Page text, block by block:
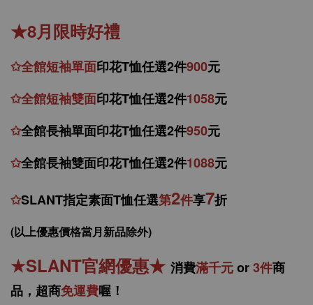
★8月限時好禮
✩全館短袖單面印花T恤任選2件900元
✩全館短袖雙面印花T恤任選2件1058元
✩全館長袖單面印花T恤任選2件950元
✩全館長袖雙面印花T恤任選2件1088元
✩SLANT指定素面T恤任選第2件享7折
(以上優惠價格當月新品除外)
★SLANT官網優惠★ 消費滿千元or3件商
品， 超商免運費喔！